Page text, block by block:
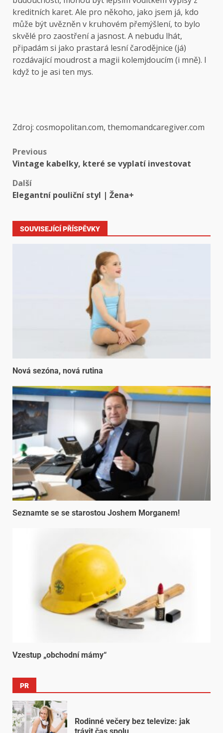
kreditních karet. Ale pro někoho, jako jsem já, kdo
může být uvězněn v kruhovém přemýšlení, to bylo
skvělé pro zaostření a jasnost. A nebudu lhát,
připadám si jako prastará lesní čarodějnice (já)
rozdávající moudrost a magii kolemjdoucím (i mně). I
když to je asi ten mys.
Zdroj: cosmopolitan.com, themomandcaregiver.com
Previous
Vintage kabelky, které se vyplatí investovat
Další
Elegantní pouliční styl | Žena+
SOUVISEJÍCÍ PŘÍSPĚVKY
Nová sezóna, nová rutina
Seznamte se se starostou Joshem Morganem!
Vzestup „obchodní mámy“
PR
Rodinné večery bez televize: jak